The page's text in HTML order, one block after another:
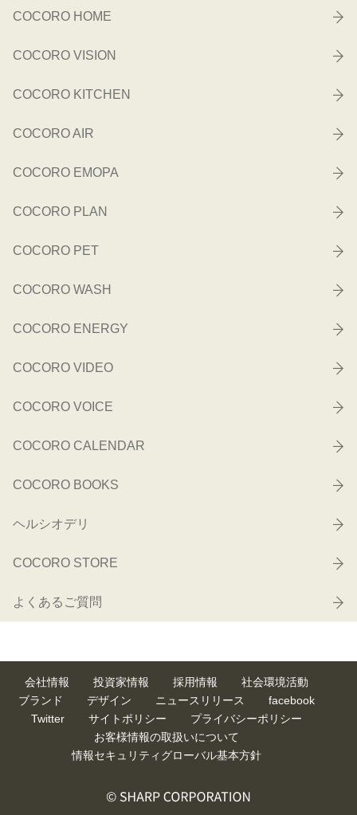
COCORO HOME
COCORO VISION
COCORO KITCHEN
COCORO AIR
COCORO EMOPA
COCORO PLAN
COCORO PET
COCORO WASH
COCORO ENERGY
COCORO VIDEO
COCORO VOICE
COCORO CALENDAR
COCORO BOOKS
ヘルシオデリ
COCORO STORE
よくあるご質問
会社情報 投資家情報 採用情報
社会環境活動
ブランド
デザイン ニュースリリース
facebook
Twitter
サイトポリシー
プライバシーポリシー
お客様情報の取扱いについて
情報セキュリティグローバル基本方針